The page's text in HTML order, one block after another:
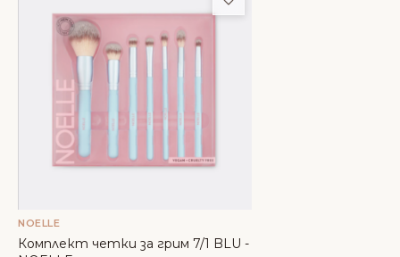
NOELLE
Комплект четки за грим 7/1 BLU -